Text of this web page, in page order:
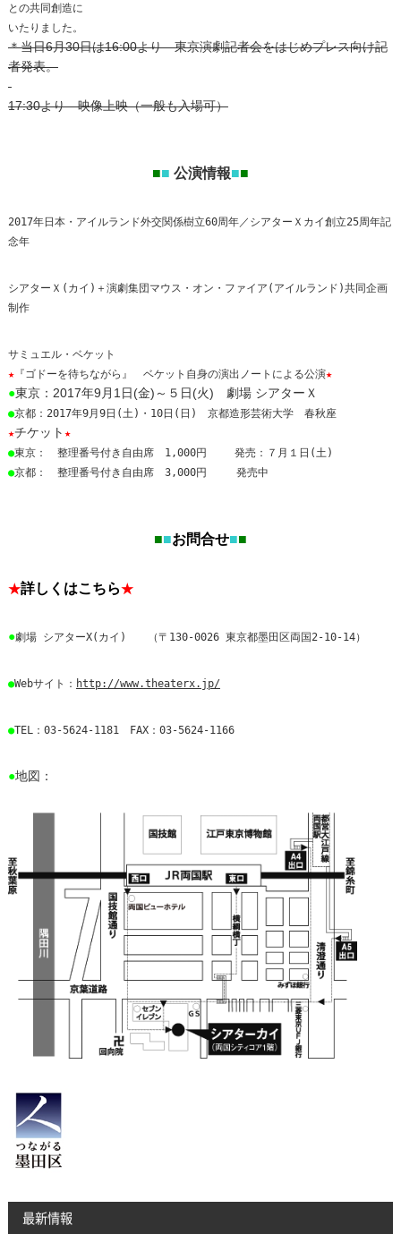
との共同創造に
いたりました。
＊当日6月30日は16:00より 東京演劇記者会をはじめプレス向け記
者発表。
17:30より 映像上映（一般も入場可）
■■ 公演情報■■
2017年日本・アイルランド外交関係樹立60周年／シアターＸカイ創立25周年記
念年
シアターＸ(カイ)＋演劇集団マウス・オン・ファイア(アイルランド)共同企画
制作
サミュエル・ベケット
★『ゴドーを待ちながら』 ベケット自身の演出ノートによる公演★
●東京：2017年9月1日(金)～５日(火) 劇場 シアターＸ
●京都：2017年9月9日(土)・10日(日) 京都造形芸術大学 春秋座
★チケット ★
●東京： 整理番号付き自由席 1,000円 発売：７月１日(土)
●京都： 整理番号付き自由席 3,000円 発売中
■■お問合せ■■
★詳しくはこちら★
●劇場 シアターΧ(カイ) （〒130-0026 東京都墨田区両国2-10-14）
●Webサイト： http://www.theaterx.jp/
●TEL：03-5624-1181 FAX：03-5624-1166
●地図：
最新情報